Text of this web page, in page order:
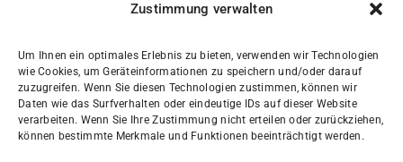
Zustimmung verwalten
Um Ihnen ein optimales Erlebnis zu bieten, verwenden wir Technologien
wie Cookies, um Geräteinformationen zu speichern und/oder darauf
zuzugreifen. Wenn Sie diesen Technologien zustimmen, können wir
Daten wie das Surfverhalten oder eindeutige IDs auf dieser Website
verarbeiten. Wenn Sie Ihre Zustimmung nicht erteilen oder zurückziehen,
können bestimmte Merkmale und Funktionen beeinträchtigt werden.